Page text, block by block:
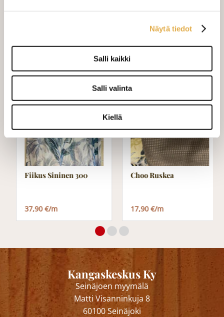
Näytä tiedot
Salli kaikki
Salli valinta
Kiellä
on noin 1,5 viikkoa. Jos haluat
ommeltavan jotain muuta niin ota
yhteyttä kangaskeskus@elisanet.fi
Fiikus Sininen 300
37,90 €/m
Choo Ruskea
17,90 €/m
Kangaskeskus Ky
Seinäjoen myymälä
Matti Visanninkuja 8
60100 Seinäjoki